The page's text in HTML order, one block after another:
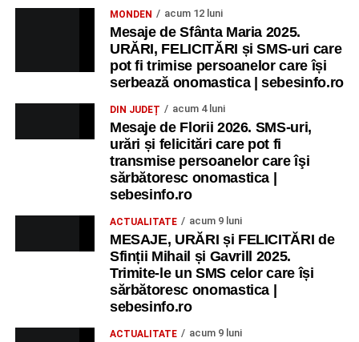
MONDEN acum 12 luni
Mesaje de Sfânta Maria 2025.
URĂRI, FELICITĂRI și SMS-uri care
pot fi trimise persoanelor care își
serbează onomastica | sebesinfo.ro
DIN JUDEȚ acum 4 luni
Mesaje de Florii 2026. SMS-uri,
urări și felicitări care pot fi
transmise persoanelor care îşi
sărbătoresc onomastica |
sebesinfo.ro
ACTUALITATE acum 9 luni
MESAJE, URĂRI și FELICITĂRI de
Sfinții Mihail și Gavrill 2025.
Trimite-le un SMS celor care își
sărbătoresc onomastica |
sebesinfo.ro
ACTUALITATE acum 9 luni